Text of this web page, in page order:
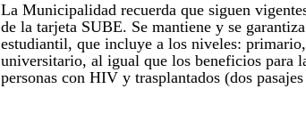
La Municipalidad recuerda que siguen
de la tarjeta SUBE. Se mantiene y se
estudiantil, que incluye a los niveles:
universitario, al igual que los beneficios para
personas con HIV y trasplantados (dos